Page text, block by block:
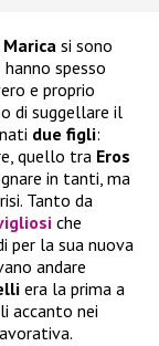
Marica si sono
spesso
e proprio
di suggellare il
due figli:
quello tra Eros
in tanti, ma
Tanto da
che
per la sua nuova
andare
era la prima a
accanto nei